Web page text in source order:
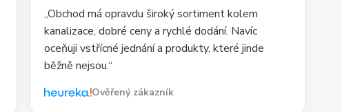
„Obchod má opravdu široký sortiment kolem
kanalizace, dobré ceny a rychlé dodání. Navíc
oceňuji vstřícné jednání a produkty, které jinde
běžně nejsou.“
Ověřený zákazník